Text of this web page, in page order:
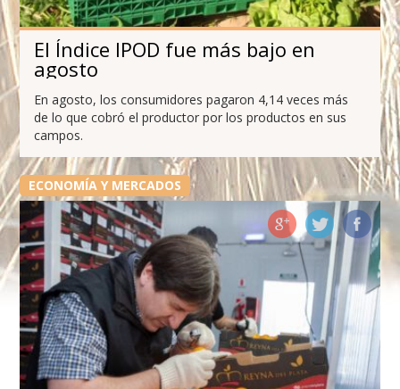
El Índice IPOD fue más bajo en
agosto
En agosto, los consumidores pagaron 4,14 veces más
de lo que cobró el productor por los productos en sus
campos.
ECONOMÍA Y MERCADOS